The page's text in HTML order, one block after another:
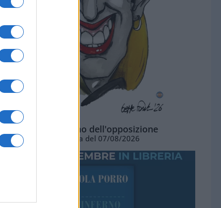
L'ottimismo dell'opposizione
Vignetta del 07/08/2026